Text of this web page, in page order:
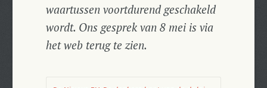
waartussen voortdurend geschakeld
wordt. Ons gesprek van 8 mei is via
het web terug te zien.